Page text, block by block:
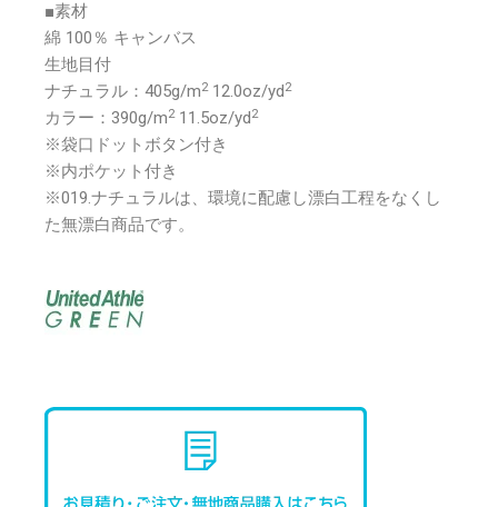
■素材
綿 100％ キャンバス
生地目付
ナチュラル：405g/m212.0oz/yd 2
カラー：390g/m211.5oz/yd 2
※袋口ドットボタン付き
※内ポケット付き
※019.ナチュラルは、環境に配慮し漂白工程をなくし
た無漂白商品です。